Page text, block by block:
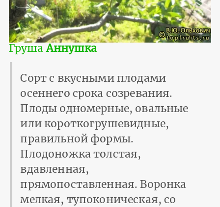
ГрушаАннушка
Сорт с вкусными плодами
осеннего срока созревания.
Плоды одномерные, овальные
или короткогрушевидные,
правильной формы.
Плодоножка толстая,
вдавленная,
прямопоставленная. Воронка
мелкая, тупоконическая, со